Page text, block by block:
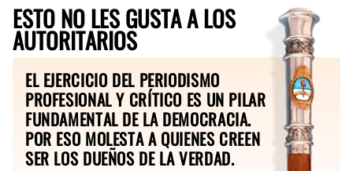
ESTO NO LES GUSTA A LOS
AUTORITARIOS
EL EJERCICIO DEL PERIODISMO
PROFESIONAL Y CRÍTICO ES UN PILAR
FUNDAMENTAL DE LA DEMOCRACIA.
POR ESO MOLESTA A QUIENES CREEN
SER LOS DUEÑOS DE LA VERDAD.